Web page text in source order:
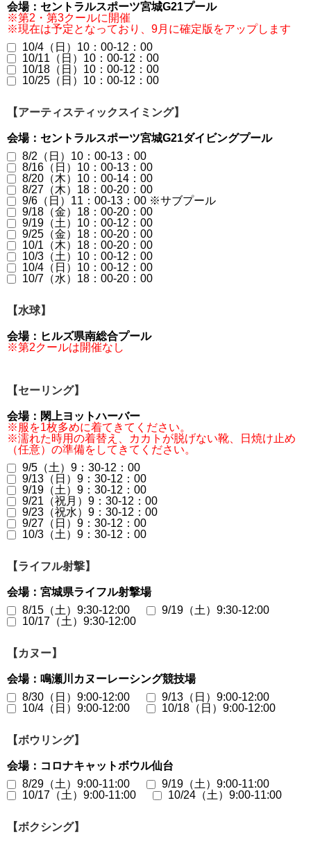
会場：セントラルスポーツ宮城G21プール
※第2・第3クールに開催
※現在は予定となっており、9月に確定版をアップします
10/4（日）10：00-12：00
10/11（日）10：00-12：00
10/18（日）10：00-12：00
10/25（日）10：00-12：00
【アーティスティックスイミング】
会場：セントラルスポーツ宮城G21ダイビングプール
8/2（日）10：00-13：00
8/16（日）10：00-13：00
8/20（木）10：00-14：00
8/27（木）18：00-20：00
9/6（日）11：00-13：00 ※サブプール
9/18（金）18：00-20：00
9/19（土）10：00-12：00
9/25（金）18：00-20：00
10/1（木）18：00-20：00
10/3（土）10：00-12：00
10/4（日）10：00-12：00
10/7（水）18：00-20：00
【水球】
会場：ヒルズ県南総合プール
※第2クールは開催なし
【セーリング】
会場：閖上ヨットハーバー
※服を1枚多めに着てきてください。
※濡れた時用の着替え、カカトが脱げない靴、日焼け止め
（任意）の準備をしてきてください。
9/5（土）9：30-12：00
9/13（日）9：30-12：00
9/19（土）9：30-12：00
9/21（祝月）9：30-12：00
9/23（祝水）9：30-12：00
9/27（日）9：30-12：00
10/3（土）9：30-12：00
【ライフル射撃】
会場：宮城県ライフル射撃場
8/15（土）9:30-12:00
9/19（土）9:30-12:00
10/17（土）9:30-12:00
【カヌー】
会場：鳴瀬川カヌーレーシング競技場
8/30（日）9:00-12:00
9/13（日）9:00-12:00
10/4（日）9:00-12:00
10/18（日）9:00-12:00
【ボウリング】
会場：コロナキャットボウル仙台
8/29（土）9:00-11:00
9/19（土）9:00-11:00
10/17（土）9:00-11:00
10/24（土）9:00-11:00
【ボクシング】